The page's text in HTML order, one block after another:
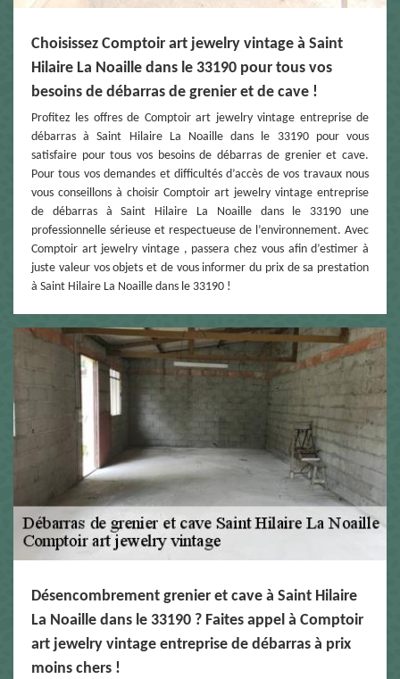
Choisissez Comptoir art jewelry vintage à Saint
Hilaire La Noaille dans le 33190 pour tous vos
besoins de débarras de grenier et de cave !
Profitez les offres de Comptoir art jewelry vintage entreprise de
débarras à Saint Hilaire La Noaille dans le 33190 pour vous
satisfaire pour tous vos besoins de débarras de grenier et cave.
Pour tous vos demandes et difficultés d’accès de vos travaux nous
vous conseillons à choisir Comptoir art jewelry vintage entreprise
de débarras à Saint Hilaire La Noaille dans le 33190 une
professionnelle sérieuse et respectueuse de l’environnement. Avec
Comptoir art jewelry vintage , passera chez vous afin d’estimer à
juste valeur vos objets et de vous informer du prix de sa prestation
à Saint Hilaire La Noaille dans le 33190 !
Désencombrement grenier et cave à Saint Hilaire
La Noaille dans le 33190 ? Faites appel à Comptoir
art jewelry vintage entreprise de débarras à prix
moins chers !